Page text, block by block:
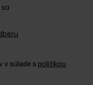
v súlade s politikou